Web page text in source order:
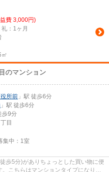
費 3,000円)
：1ヶ月
のマンション
所前 」駅 徒歩6分
」駅 徒歩6分
歩9分
目
中： 1室
歩5分)がありちょっとした買い物に便
こちらはマンションタイプになりま